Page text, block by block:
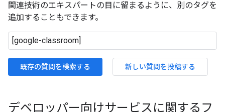
関連技術のエキスパートの目に留まるように、別のタグを
追加することもできます。
既存の質問を検索する 新しい質問を投稿する
デベロッパー向けサービスに関するフ